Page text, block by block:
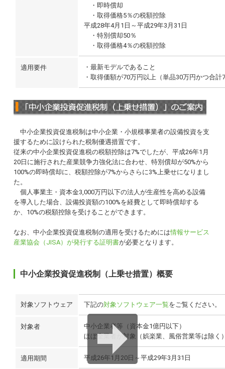
・即時償却
・取得価格5％の税額控除
平成28年4月1日～平成29年3月31日
・特別償却50％
・取得価格4％の税額控除
適用要件
・最新モデルであること
・取得価額が70万円以上（単品30万円かつ合計
中小企業投資促進税制は中小企業・小規模事業者の設備投資を支
援するために設けられた税制優遇措置です。
従来の中小企業投資促進税の税額控除は7%でしたが、平成26年1月
20日に施行された産業競争力強化法に合わせ、特別償却が50%から
100%の即時償却に、税額控除が7%からさらに3%上乗せになりまし
た。
個人事業主・資本金3,000万円以下の法人が生産性を高める設備
を導入した場合、設備投資額の100%を経費として即時償却する
か、10%の税額控除を受けることができます。
なお、中小企業投資促進税制の適用を受けるためには情報サービス
産業協会（JISA）が発行する証明書が必要となります。
中小企業投資促進税制（上乗せ措置）概要
対象ソフトウェア 下記の対象ソフトウェア一覧をご覧ください。
対象者
中小企業者等（資本金1億円以下）
ほぼ全業者が対象（娯楽業、風俗営業等は除く
適用期間 平成26年1月20日～平成29年3月31日